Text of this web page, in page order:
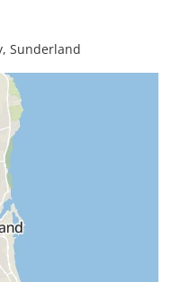
Sunderland